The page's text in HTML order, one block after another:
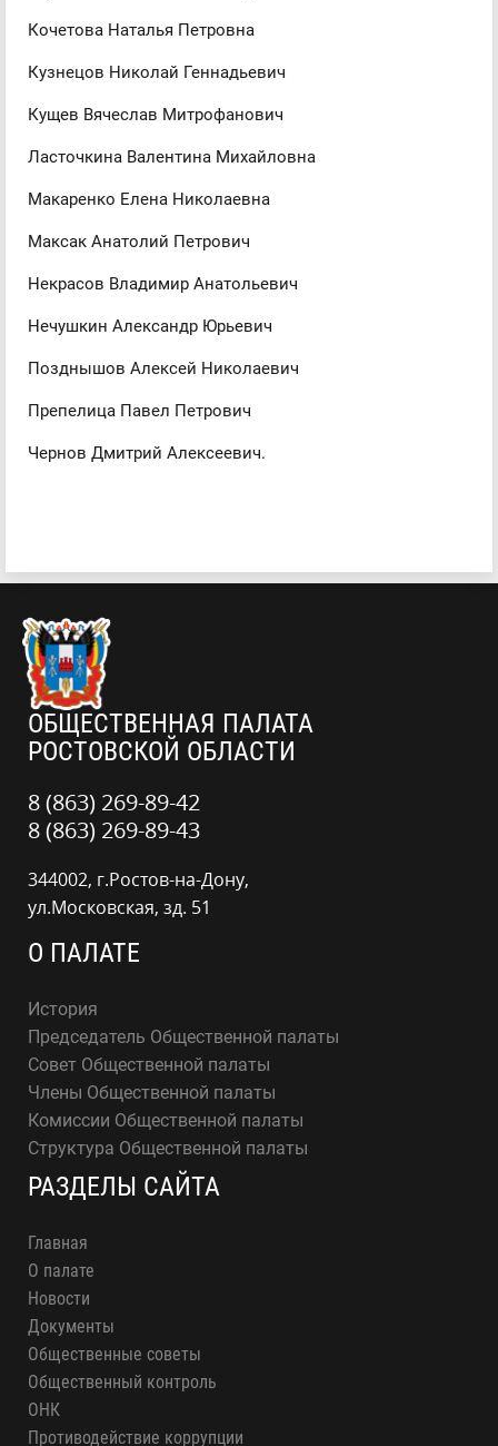
Кочетова Наталья Петровна
Кузнецов Николай Геннадьевич
Кущев Вячеслав Митрофанович
Ласточкина Валентина Михайловна
Макаренко Елена Николаевна
Максак Анатолий Петрович
Некрасов Владимир Анатольевич
Нечушкин Александр Юрьевич
Позднышов Алексей Николаевич
Препелица Павел Петрович
Чернов Дмитрий Алексеевич.
ОБЩЕСТВЕННАЯ ПАЛАТА
РОСТОВСКОЙ ОБЛАСТИ
8 (863) 269-89-42
8 (863) 269-89-43
344002, г.Ростов-на-Дону,
ул.Московская, зд. 51
О ПАЛАТЕ
История
Председатель Общественной палаты
Совет Общественной палаты
Члены Общественной палаты
Комиссии Общественной палаты
Структура Общественной палаты
РАЗДЕЛЫ САЙТА
Главная
О палате
Новости
Документы
Общественные советы
Общественный контроль
ОНК
Противодействие коррупции